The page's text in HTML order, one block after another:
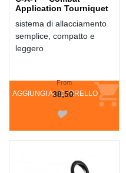
Application Tourniquet
sistema di allacciamento
semplice, compatto e
leggero
AGGIUNGI AL CARRELLO
From
38,50